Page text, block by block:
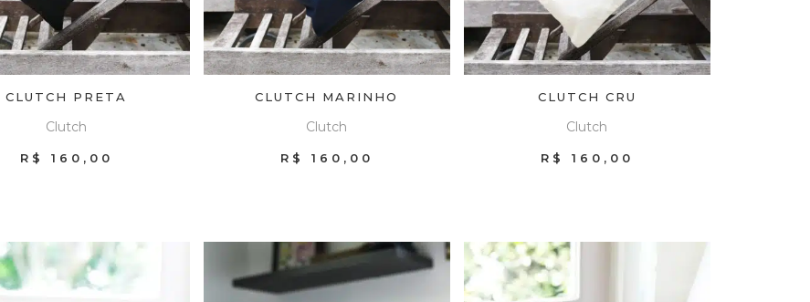
CLUTCH PRETA
Clutch
R$ 160,00
CLUTCH MARINHO
Clutch
R$ 160,00
CLUTCH CRU
Clutch
R$ 160,00